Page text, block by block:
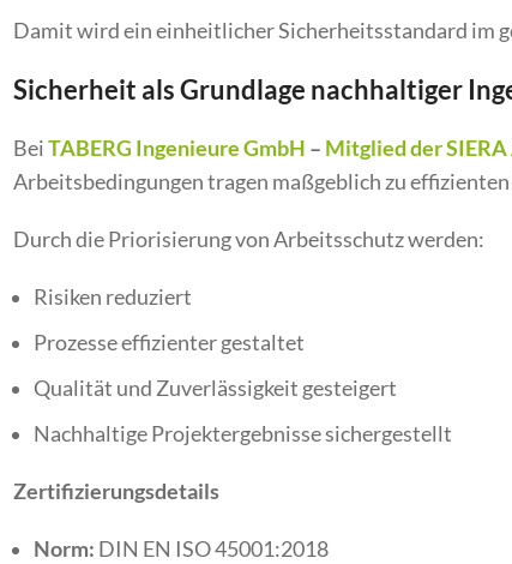
Damit wird ein einheitlicher Sicherheitsstandard im
Sicherheit als Grundlage nachhaltiger
BeiTABERG Ingenieure GmbH – Mitglied der
Arbeitsbedingungen tragen maßgeblich zu
Durch die Priorisierung von Arbeitsschutz werden:
Risiken reduziert
Prozesse effizienter gestaltet
Qualität und Zuverlässigkeit gesteigert
Nachhaltige Projektergebnisse sichergestellt
Zertifizierungsdetails
Norm: DIN EN ISO 45001:2018